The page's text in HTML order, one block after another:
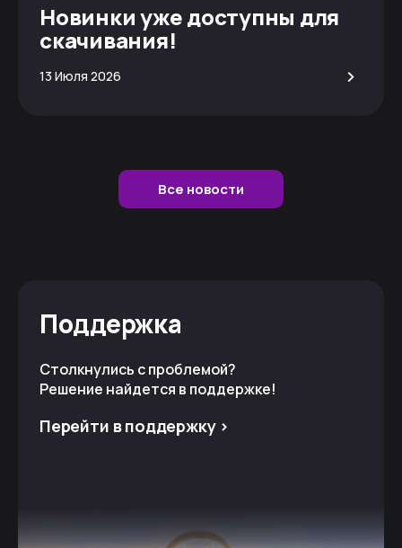
Новинки уже доступны для
скачивания!
13 Июля 2026 >
Все новости
Поддержка
Столкнулись с проблемой?
Решение найдется в поддержке!
Перейти в поддержку >